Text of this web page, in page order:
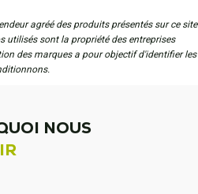
agréé des produits présentés sur ce site
utilisés sont la propriété des entreprises
des marques a pour objectif d'identifier les
NOUS